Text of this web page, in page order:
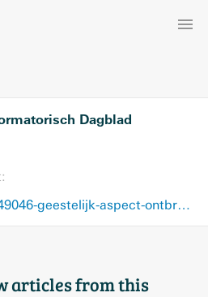
Dagblad
www.rd.nl/artikel/949046-geestelijk-aspect-ontbreekt-in-biografie-stadhouder-friso
articles from this